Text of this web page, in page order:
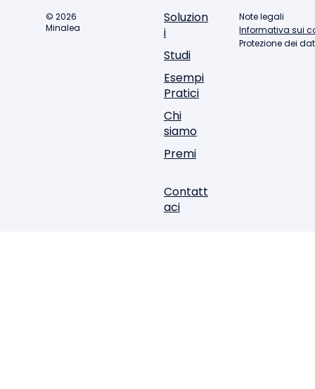
© 2026
Minalea
Soluzion
i
Studi
Esempi
Pratici
Chi
siamo
Premi
Contatt
aci
Note legali
Informativa sui
Protezione dei